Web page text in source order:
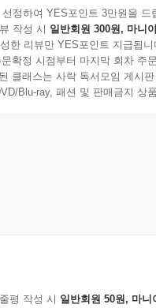
정하여 YES포인트 3만원을 드
작성 시 일반회원 300원, 마니
한 리뷰만 YES포인트 지급됩니
확정 시점부터 마지막 회차 주
클래스는 사락 독서모임 게시
Blu-ray, 패션 및 판매금지 상
평 작성 시 일반회원 50원, 마니